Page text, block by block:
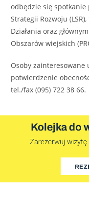
odbędzie się spotkanie
Strategii Rozwoju
Działania oraz
Obszarów wiejskich
Osoby zainteresowane
potwierdzenie
tel./fax (095) 722 38 66.
Kolejka do
Zarezerwuj